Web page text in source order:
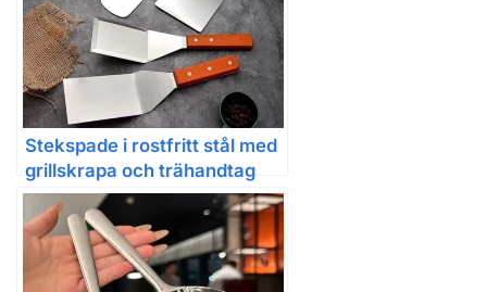
Stekspade i rostfritt stål med
grillskrapa och trähandtag